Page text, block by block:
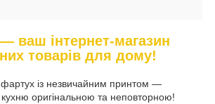
ваш інтернет-магазин
товарів для дому!
із незвичайним принтом —
кухню оригінальною та неповторною!